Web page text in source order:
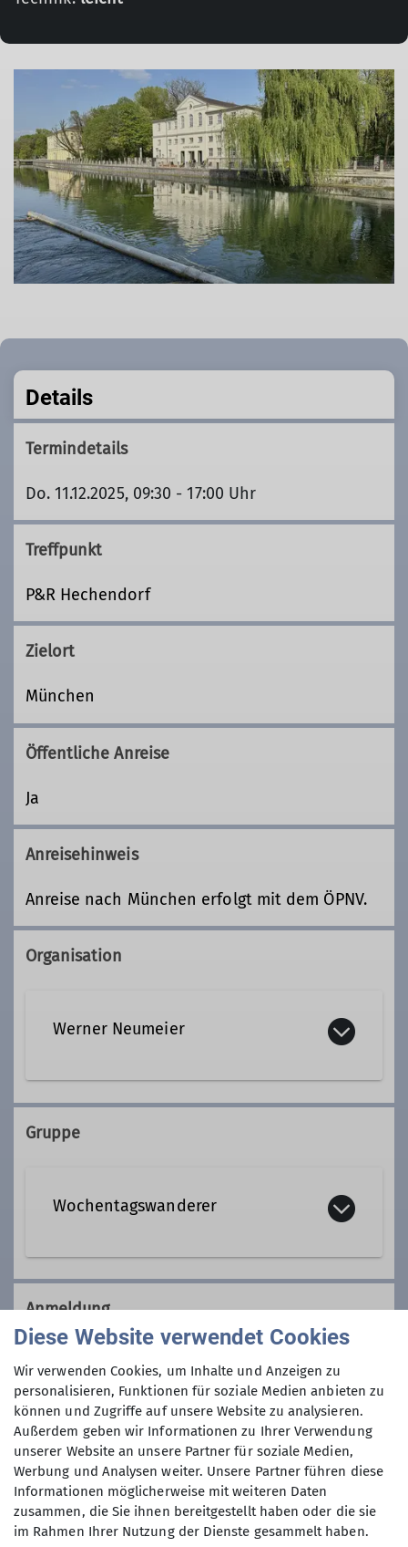
Details
Termindetails
Do. 11.12.2025, 09:30 - 17:00 Uhr
Treffpunkt
P&R Hechendorf
Zielort
München
Öffentliche Anreise
Ja
Anreisehinweis
Anreise nach München erfolgt mit dem ÖPNV.
Organisation
Werner Neumeier
08152 70604
Gruppe
Wochentagswanderer
Wir sind eine Gemeinschaft von
Wanderfreunden innerhalb der
Sektion, die
hauptsächlich jeden
Dienstag und Mittwoch, aber auch an
anderen Wochentagen in freier Natur
unterwegs sind.
Wer kann sich das wochentags
leisten?
Nun, alle die aus dem Berufsleben
ausgeschieden sind oder sonst über
ihre Zeit frei verfügen können und
körperlich in guter Verfassung sind.
Anmeldung
Anmeldung bis
09.12.2025
Maximale Teilnehmeranzahl
Diese Website verwendet Cookies
Wir verwenden Cookies, um Inhalte und Anzeigen zu
personalisieren, Funktionen für soziale Medien anbieten zu
können und Zugriffe auf unsere Website zu analysieren.
Außerdem geben wir Informationen zu Ihrer Verwendung
unserer Website an unsere Partner für soziale Medien,
Werbung und Analysen weiter. Unsere Partner führen diese
Informationen möglicherweise mit weiteren Daten
zusammen, die Sie ihnen bereitgestellt haben oder die sie
im Rahmen Ihrer Nutzung der Dienste gesammelt haben.